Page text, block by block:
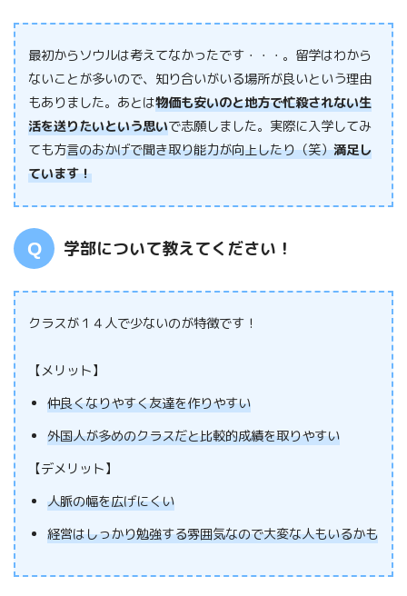
最初からソウルは考えてなかったです・・・。留学はわから
ないことが多いので、知り合いがいる場所が良いという理由
もありました。あとは物価も安いのと地方で忙殺されない生
活を送りたいという思いで志願しました。実際に入学してみ
ても方言のおかげで聞き取り能力が向上したり（笑）満足し
ています！
学部について教えてください！
クラスが１４人で少ないのが特徴です！
【メリット】
仲良くなりやすく友達を作りやすい
外国人が多めのクラスだと比較的成績を取りやすい
【デメリット】
人脈の幅を広げにくい
経営はしっかり勉強する雰囲気なので大変な人もいるかも